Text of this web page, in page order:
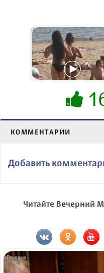
КОММЕНТАРИИ
Добавить
Читайте Вечерний